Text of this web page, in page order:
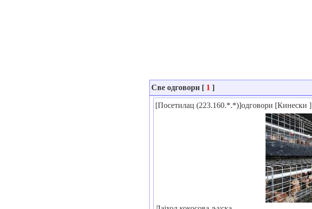
Све одговори [ 1 ]
[Посетилац (223.160.*.*)]одговори [Кинески ]